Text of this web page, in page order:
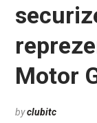
Motor
byclubitc